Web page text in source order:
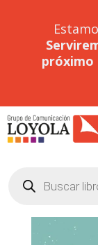
próximo
productos